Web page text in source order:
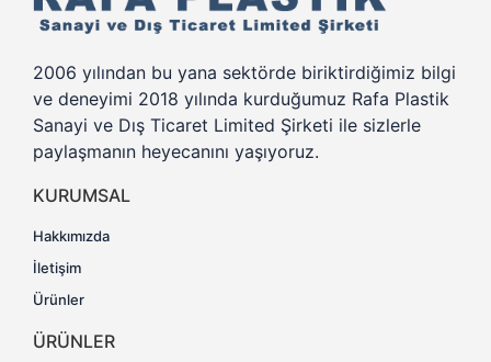
2006 yılından bu yana sektörde biriktirdiğimiz bilgi
ve deneyimi 2018 yılında kurduğumuz Rafa Plastik
Sanayi ve Dış Ticaret Limited Şirketi ile sizlerle
paylaşmanın heyecanını yaşıyoruz.
KURUMSAL
Hakkımızda
İletişim
Ürünler
ÜRÜNLER